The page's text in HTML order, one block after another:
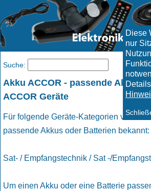
Diese
nur
Akku ACCOR - passende Akkus
ACCOR Geräte
Für folgende Geräte-Kategorien von
passende Akkus oder Batterien bekannt:
Sat- / Empfangstechnik / Sat -/
Um einen Akku oder eine Batterie
Suche: